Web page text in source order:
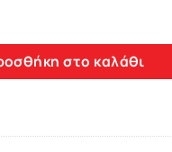
SEDAN
στο καλάθι